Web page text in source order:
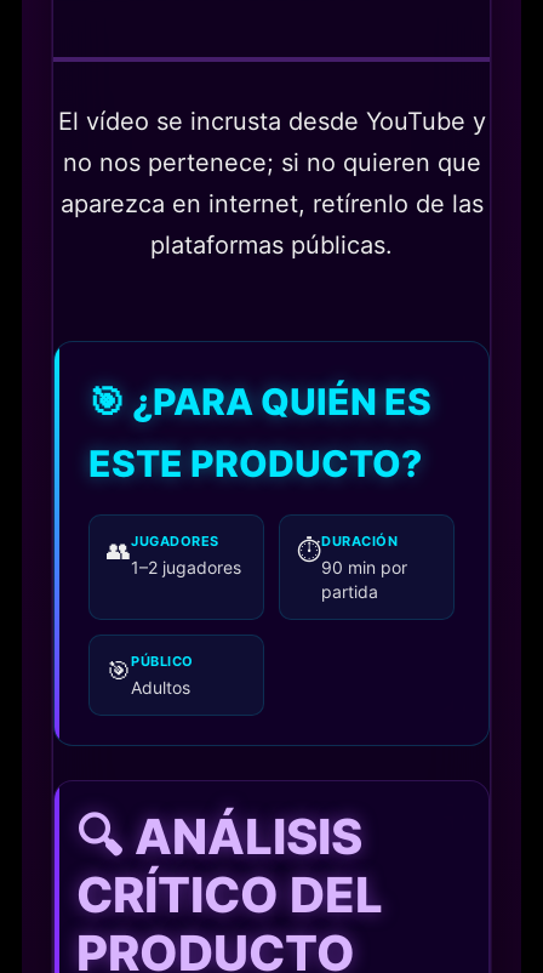
El vídeo se incrusta desde YouTube y
no nos pertenece; si no quieren que
aparezca en internet, retírenlo de las
plataformas públicas.
🎯 ¿PARA QUIÉN ES
ESTE PRODUCTO?
👥JUGADORES
1–2 jugadores
⏱️DURACIÓN
90 min por
partida
🎯PÚBLICO
Adultos
🔍 ANÁLISIS
CRÍTICO DEL
PRODUCTO